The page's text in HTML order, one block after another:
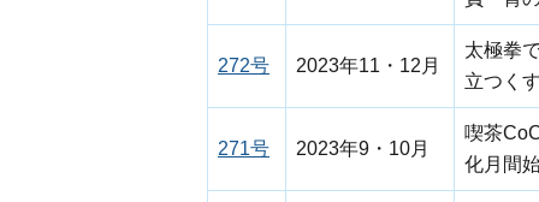
272号 2023年11・12月
太極拳
立つく
271号 2023年9・10月
喫茶
化月間